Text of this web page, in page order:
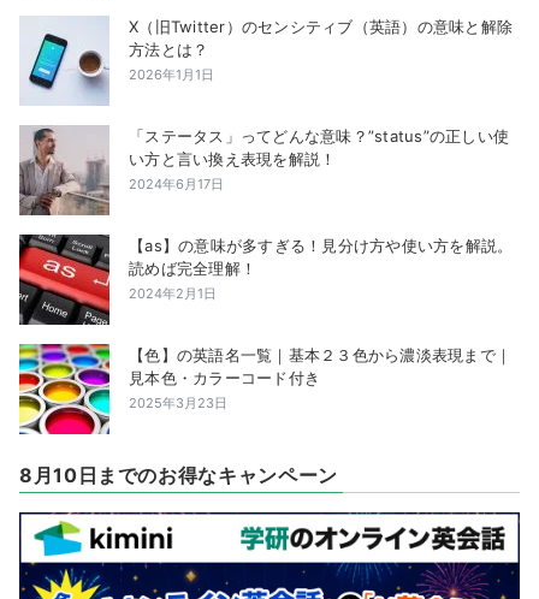
X（旧Twitter）のセンシティブ（英語）の意味と解除
方法とは？
2026年1月1日
「ステータス」ってどんな意味？”status”の正しい使
い方と言い換え表現を解説！
2024年6月17日
【as】の意味が多すぎる！見分け方や使い方を解説。
読めば完全理解！
2024年2月1日
【色】の英語名一覧｜基本２３色から濃淡表現まで｜
見本色・カラーコード付き
2025年3月23日
8月10日までのお得なキャンペーン